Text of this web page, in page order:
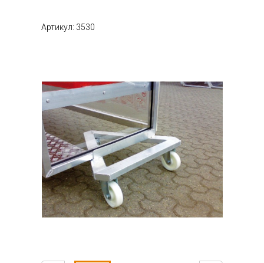
Артикул: 3530